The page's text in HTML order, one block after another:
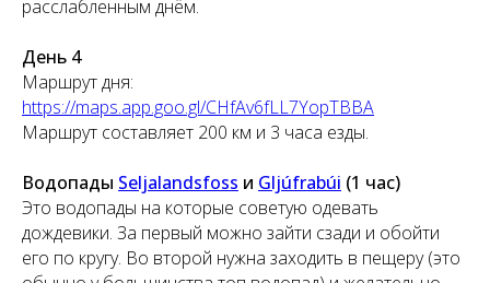
расслабленным днём.
День 4
Маршрут дня:
https://maps.app.goo.gl/CHfAv6fLL7YopTBBA
Маршрут составляет 200 км и 3 часа езды.
Водопады Seljalandsfoss и Gljúfrabúi (1 час)
Это водопады на которые советую одевать
дождевики. За первый можно зайти сзади и обойти
его по кругу. Во второй нужна заходить в пещеру (это